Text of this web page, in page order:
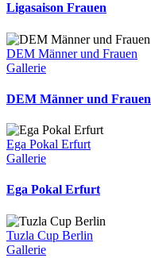
Ligasaison Frauen
DEM Männer und Frauen
Gallerie
DEM Männer und Frauen
Ega Pokal Erfurt
Gallerie
Ega Pokal Erfurt
Tuzla Cup Berlin
Gallerie